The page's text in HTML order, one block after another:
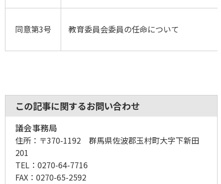
同意第3号 教育委員会委員の任命について
この記事に関するお問い合わせ
議会事務局
住所： 〒370-1192 群馬県佐波郡玉村町大字下新田
201
TEL： 0270-64-7716
FAX： 0270-65-2592